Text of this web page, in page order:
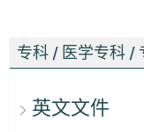
专科 / 医学专科 /
英文文件